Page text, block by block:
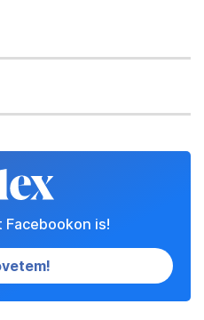
Facebookon is!